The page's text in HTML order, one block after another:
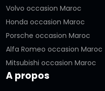
Volvo occasion Maroc
Honda occasion Maroc
Porsche occasion Maroc
Alfa Romeo occasion Maroc
Mitsubishi occasion Maroc
A propos